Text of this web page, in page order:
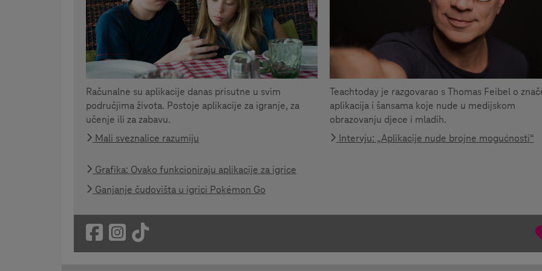
Računalne su aplikacije danas prisutne u svim
područjima života. Postoje aplikacije za igranje, za
učenje ili za zabavu.
Mali sveznalice razumiju
Teachtoday je razgovarao s Thomas Feibel o
aplikacija i šansama koje nude u medijskom
obrazovanju djece i mladih.
Intervju: „Aplikacije nude brojne mogućnosti“
Grafika: Ovako funkcioniraju aplikacije za igrice
Ganjanje čudovišta u igrici Pokémon Go